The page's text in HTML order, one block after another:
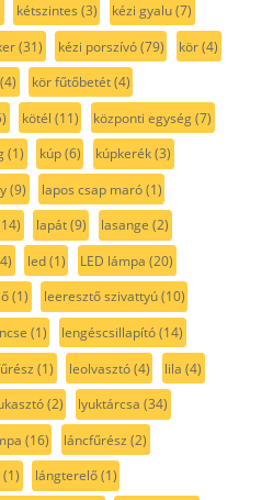
kétszintes (3) kézi gyalu(7)
(31) kézi porszívó(79) kör(4)
(4) kör fűtőbetét(4)
kötél (11) központi egység(7)
(1) kúp(6) kúpkerék(3)
(9) lapos csap maró(1)
lapát(9) lasange (2)
led(1) LED lámpa (20)
(1) leeresztő szivattyú(10)
(1) lengéscsillapító(14)
(1) leolvasztó(4) lila (4)
(2) lyuktárcsa (34)
(16) láncfűrész (2)
(1) lángterelő(1)